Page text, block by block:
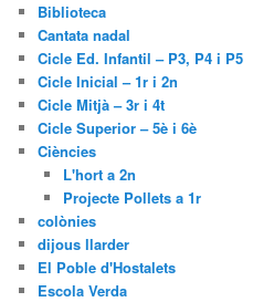
Biblioteca
Cantata nadal
Cicle Ed. Infantil – P3, P4 i P5
Cicle Inicial – 1r i 2n
Cicle Mitjà – 3r i 4t
Cicle Superior – 5è i 6è
Ciències
L'hort a 2n
Projecte Pollets a 1r
colònies
dijous llarder
El Poble d'Hostalets
Escola Verda